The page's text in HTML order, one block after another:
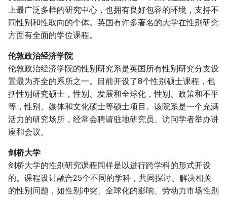
上最广泛多样的研究中心，也拥有良好包容的环境，支持不
同性别和性取向的个体。英国有许多著名的大学在性别研究
方面有全面的学位课程。
伦敦政治经济学院
伦敦政治经济学院的性别研究系是英国所有性别研究分支设
置最为齐全的系所之一。目前开设了8个性别硕士课程，包
括性别研究硕士，性别、发展和全球化，性别、政策和不平
等，性别、媒体和文化硕士等硕士项目。该院系是一个充满
活力的研究场所，经常会聘请驻地研究员、访问学者举办讲
座和会议。
剑桥大学
剑桥大学的性别研究课程同样是以进行跨学科的形式开设
的。课程设计融合25个不同的学科，共同探讨、解决相关
的性别问题，如性别冲突、全球化的影响、劳动力市场性别